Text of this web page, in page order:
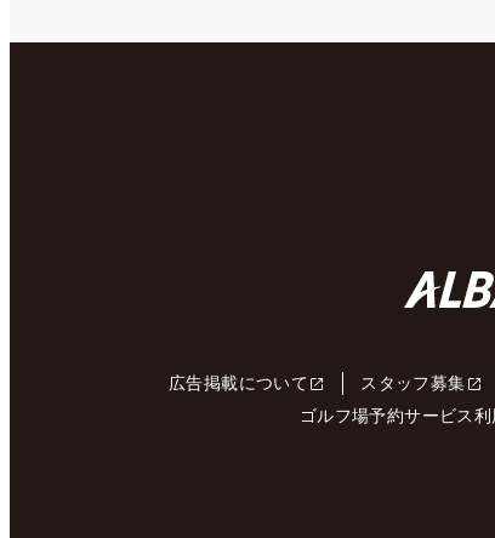
広告掲載について スタッフ募集
ゴルフ場予約サービス利